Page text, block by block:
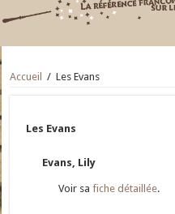
Accueil / Les Evans
Les Evans
Evans, Lily
Voir safiche détaillée.